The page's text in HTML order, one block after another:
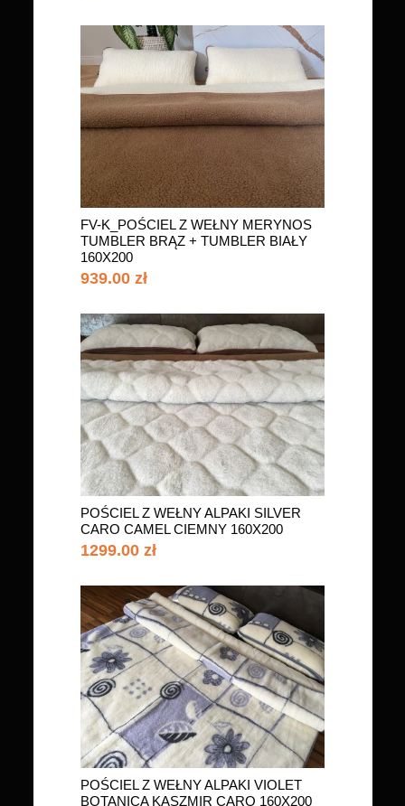
FV-K_POŚCIEL Z WEŁNY MERYNOS
TUMBLER BRĄZ + TUMBLER BIAŁY
160X200
939.00 zł
POŚCIEL Z WEŁNY ALPAKI SILVER
CARO CAMEL CIEMNY 160X200
1299.00 zł
POŚCIEL Z WEŁNY ALPAKI VIOLET
BOTANICA KASZMIR CARO 160X200